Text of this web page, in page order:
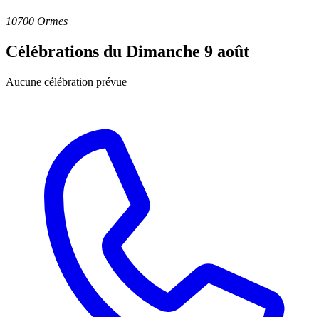
10700 Ormes
Célébrations du Dimanche 9 août
Aucune célébration prévue